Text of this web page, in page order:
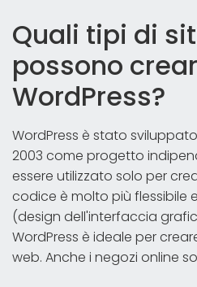
Quali tipi di
possono
WordPress?
WordPress è stato
2003 come progetto
essere utilizzato solo per
codice è molto più flessibile
(design dell'interfaccia
WordPress è ideale per
web. Anche i negozi online